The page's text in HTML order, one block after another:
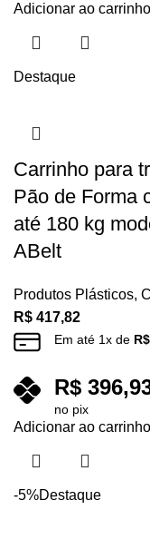
Adicionar ao carrinho
Destaque
Carrinho para
Pão de Forma
até 180 kg
ABelt
Produtos Plásticos,
R$ 417,82
Em até 1x de R$
R$
no pix
Adicionar ao carrinho
-5%Destaque